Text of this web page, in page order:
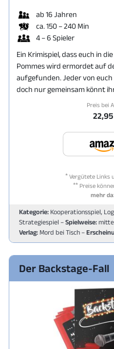
ab 16 Jahren
ca. 150 – 240 Min
4 – 6 Spieler
Ein Krimispiel, dass euch in
Pommes wird ermordet auf
aufgefunden. Jeder von euch
doch nur gemeinsam könnt
Preis bei
*Vergütete Links
**Preise
mehr
Kategorie: Kooperationsspiel,
Strategiespiel –Spielweise:
Verlag: Mord bei Tisch –
Der Backstage-Fall